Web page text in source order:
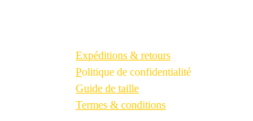
Expéditions & retours
Politique de confidentialité
Guide de taille
Termes & conditions